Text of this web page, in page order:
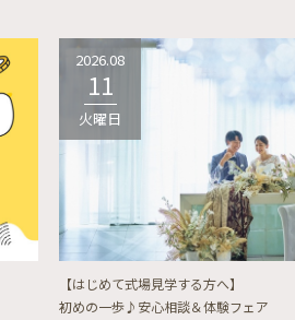
2026.08
11
火曜日
【はじめて式場見学する方へ】
初めの一歩♪安心相談＆体験フェア